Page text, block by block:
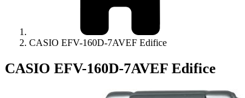
CASIO EFV-160D-7AVEF Edifice
CASIO EFV-160D-7AVEF Edifice